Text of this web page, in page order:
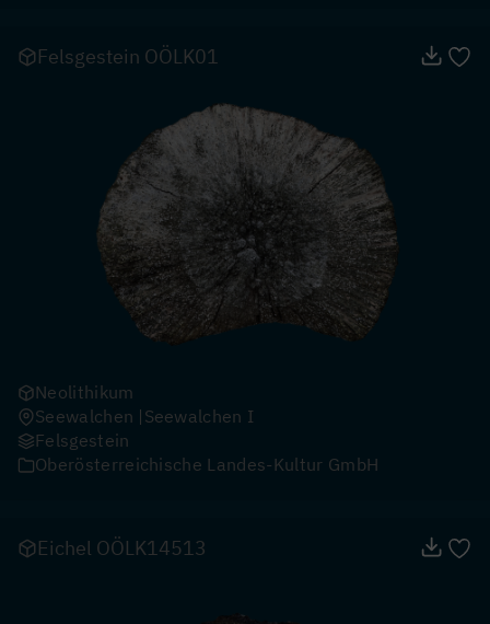
Felsgestein OÖLK01
Neolithikum
Seewalchen Seewalchen I
Felsgestein
Oberösterreichische Landes-Kultur GmbH
Eichel OÖLK14513